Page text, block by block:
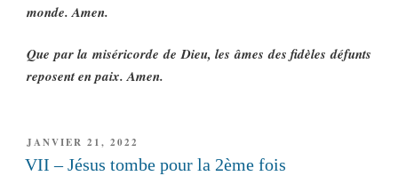
monde. Amen.
Que par la miséricorde de Dieu, les âmes des fidèles défunts
reposent en paix. Amen.
PUBLIÉ
LE
JANVIER 21, 2022
VII – Jésus tombe pour la 2ème fois